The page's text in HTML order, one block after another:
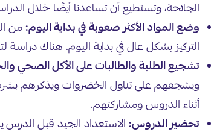
الجائحة، وتستطيع أن تساعدنا أيضًا خلال
وضع المواد الأكثر صعوبة في بداية اليوم:من
التركيز بشكل عال في بداية اليوم. هناك دراسة
تشجيع الطلبة والطالبات على الأكل الصحي
ويشجعهم على تناول الخضروات ويذكرهم بشرب
أثناء الدروس ومشاركتهم.
تحضير الدروس: الاستعداد الجيد قبل